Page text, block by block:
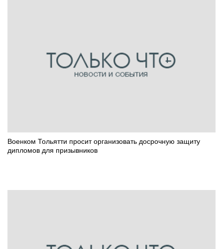
Военком Тольятти просит организовать досрочную защиту
дипломов для призывников